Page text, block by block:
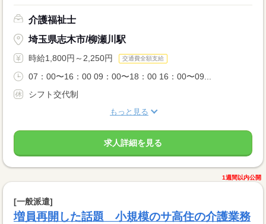
介護福祉士
埼玉県志木市/柳瀬川駅
時給1,800円～2,250円 交通費全額支給
07：00〜16：00 09：00〜18：00 16：00〜09...
シフト交代制
もっと見る
求人詳細を見る
1週間以内公開
[一般派遣]
増員再開した話題 小規模のサ高住の介護業務